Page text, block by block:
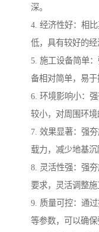
深。
4. 经济性好：相
低，具有较好的经
5. 施工设备简单
备相对简单，易于
6. 环境影响小：
较小，对周围环境
7. 效果显著：强
载力，减少地基沉
8. 灵活性强：强
要求，灵活调整施
9. 质量可控：通
等参数，可以确保